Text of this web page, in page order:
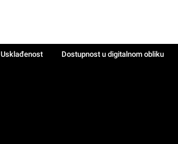
Usklađenost
Dostupnost u digitalnom obliku